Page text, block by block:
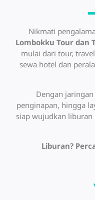
Nikmati
Lombokku Tour dan
mulai dari tour,
sewa hotel dan
Dengan
penginapan, hingga
siap wujudkan
Liburan?